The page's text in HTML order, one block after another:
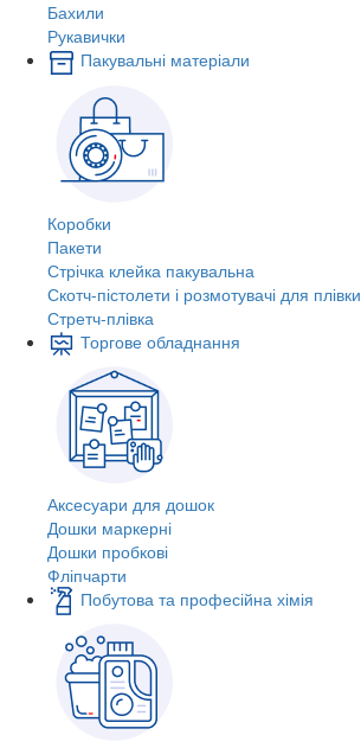
Бахили
Рукавички
Пакувальні матеріали
Коробки
Пакети
Стрічка клейка пакувальна
Скотч-пістолети і розмотувачі для плівки
Стретч-плівка
Торгове обладнання
Аксесуари для дошок
Дошки маркерні
Дошки пробкові
Фліпчарти
Побутова та професійна хімія